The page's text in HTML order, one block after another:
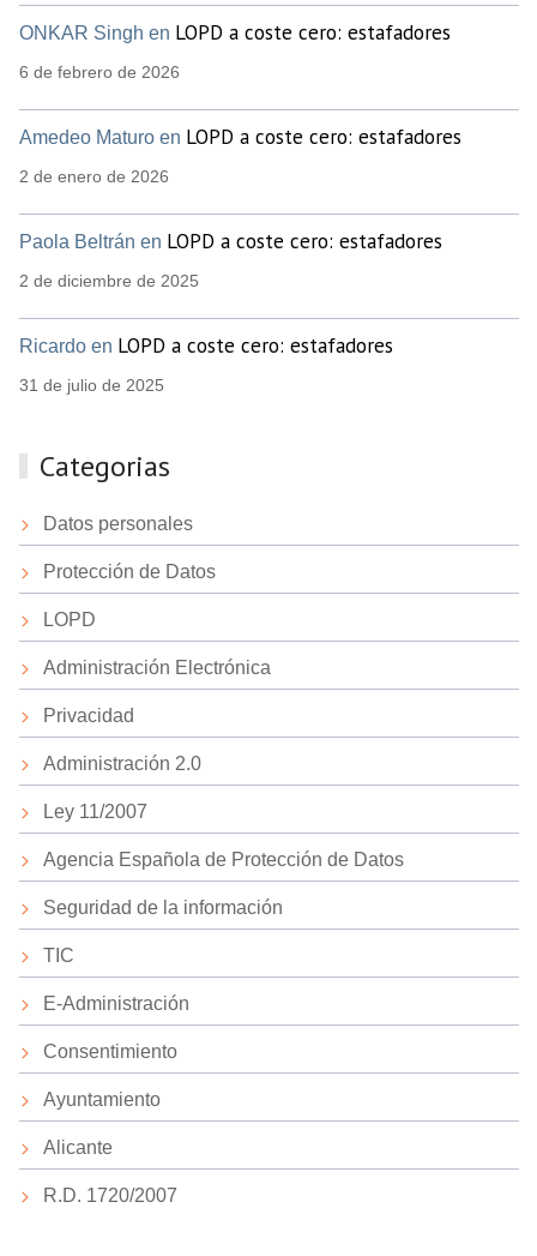
ONKAR Singh en LOPD a coste cero: estafadores
6 de febrero de 2026
Amedeo Maturo en LOPD a coste cero: estafadores
2 de enero de 2026
Paola Beltrán en LOPD a coste cero: estafadores
2 de diciembre de 2025
Ricardo en LOPD a coste cero: estafadores
31 de julio de 2025
Categorias
Datos personales
Protección de Datos
LOPD
Administración Electrónica
Privacidad
Administración 2.0
Ley 11/2007
Agencia Española de Protección de Datos
Seguridad de la información
TIC
E-Administración
Consentimiento
Ayuntamiento
Alicante
R.D. 1720/2007